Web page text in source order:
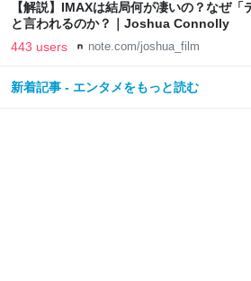
【解説】IMAXは結局何が凄いの？なぜ「
と言われるのか？｜Joshua Connolly
443 users note.com/joshua_film
新着記事 - エンタメをもっと読む